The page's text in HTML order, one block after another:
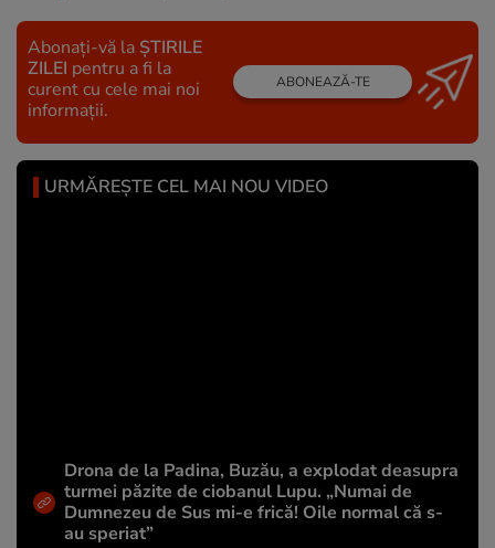
Abonați-vă la ȘTIRILE
ZILEI pentru a fi la
curent cu cele mai noi
informații.
ABONEAZĂ-TE
URMĂREȘTE CEL MAI NOU VIDEO
Drona de la Padina, Buzău, a explodat deasupra
turmei păzite de ciobanul Lupu. „Numai de
Dumnezeu de Sus mi-e frică! Oile normal că s-
au speriat”